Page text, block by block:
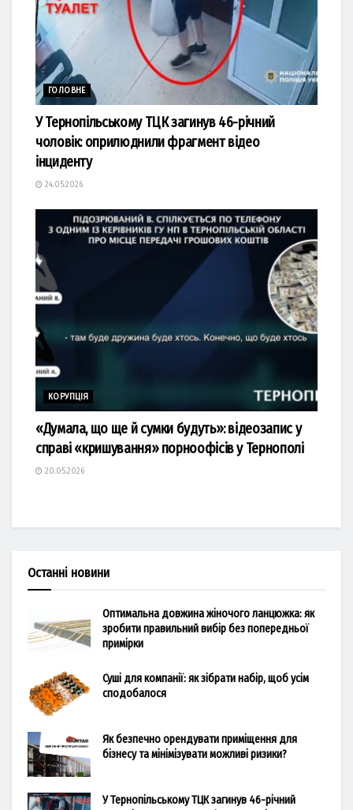
ГОЛОВНЕ
У Тернопільському ТЦК загинув 46-річний
чоловік: оприлюднили фрагмент відео
інциденту
24.05.2026
КОРУПЦІЯ
«Думала, що ще й сумки будуть»: відеозапис у
справі «кришування» порноофісів у Тернополі
20.05.2026
Останні новини
Оптимальна довжина жіночого ланцюжка: як
зробити правильний вибір без попередньої
примірки
Суші для компанії: як зібрати набір, щоб усім
сподобалося
Як безпечно орендувати приміщення для
бізнесу та мінімізувати можливі ризики?
У Тернопільському ТЦК загинув 46-річний